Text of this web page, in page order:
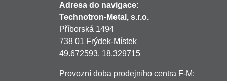
Adresa do navigace:
Technotron-Metal, s.r.o.
Příborská 1494
738 01 Frýdek-Místek
49.672593, 18.329715
Provozní doba prodejního centra F-M: